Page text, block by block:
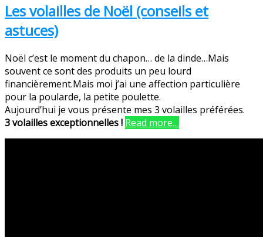
Les volailles de Noël (conseils et
astuces)
Noël c’est le moment du chapon… de la dinde…Mais
souvent ce sont des produits un peu lourd
financièrement.Mais moi j’ai une affection particulière
pour la poularde, la petite poulette.
Aujourd’hui je vous présente mes 3 volailles préférées.
3 volailles exceptionnelles ! Read more…